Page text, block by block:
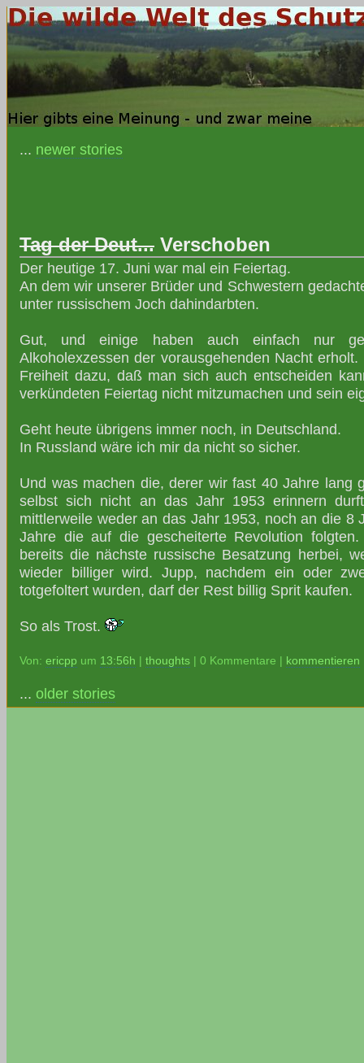
... newer stories
Tag der Deut... Verschoben
Der heutige 17. Juni war mal ein Feiertag.
An dem wir unserer Brüder und Schwestern
unter russischem Joch dahindarbten.
Gut, und einige haben auch einfach nur
Alkoholexzessen der vorausgehenden Nacht
Freiheit dazu, daß man sich auch entscheiden
verkündeten Feiertag nicht mitzumachen und sein
Geht heute übrigens immer noch, in Deutschland.
In Russland wäre ich mir da nicht so sicher.
Und was machen die, derer wir fast 40 Jahre lang
selbst sich nicht an das Jahr 1953 erinnern
mittlerweile weder an das Jahr 1953, noch an die 8
Jahre die auf die gescheiterte Revolution
bereits die nächste russische Besatzung herbei,
wieder billiger wird. Jupp, nachdem ein oder
totgefoltert wurden, darf der Rest billig Sprit kaufen.
So als Trost.
Von: ericpp um 13:56h thoughts | 0 Kommentare | kommentieren
... older stories